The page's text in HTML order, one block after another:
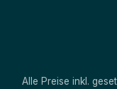
Alle Preise inkl.